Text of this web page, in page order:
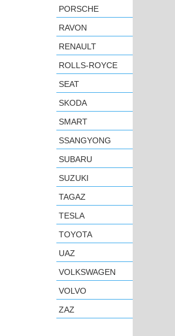
PORSCHE
RAVON
RENAULT
ROLLS-ROYCE
SEAT
SKODA
SMART
SSANGYONG
SUBARU
SUZUKI
TAGAZ
TESLA
TOYOTA
UAZ
VOLKSWAGEN
VOLVO
ZAZ